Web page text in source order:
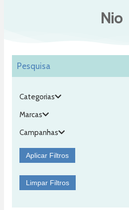
Nio
Pesquisa
Categorias
Marcas
Campanhas
Aplicar Filtros
Limpar Filtros